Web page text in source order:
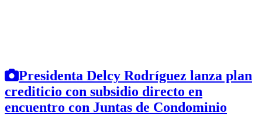
Presidenta Delcy Rodríguez lanza plan
crediticio con subsidio directo en
encuentro con Juntas de Condominio